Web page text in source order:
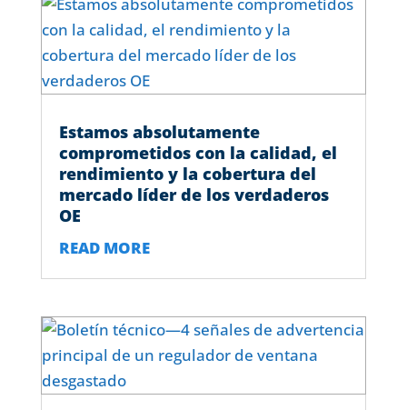
Estamos absolutamente
comprometidos con la calidad, el
rendimiento y la cobertura del
mercado líder de los verdaderos
OE
READ MORE